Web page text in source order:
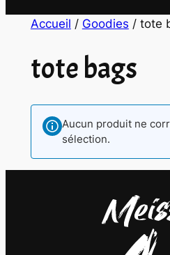
Accueil / Goodies / tote
tote bags
Aucun produit ne
sélection.